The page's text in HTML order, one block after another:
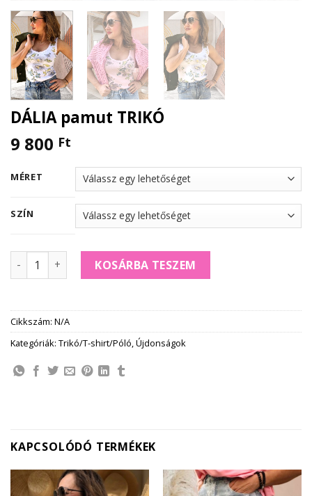
DÁLIA pamut TRIKÓ
9 800 Ft
MÉRET
SZÍN
DÁLIA pamut TRIKÓ mennyiség
KOSÁRBA TESZEM
Cikkszám: N/A
Kategóriák: Trikó/T-shirt/Póló Újdonságok
KAPCSOLÓDÓ TERMÉKEK